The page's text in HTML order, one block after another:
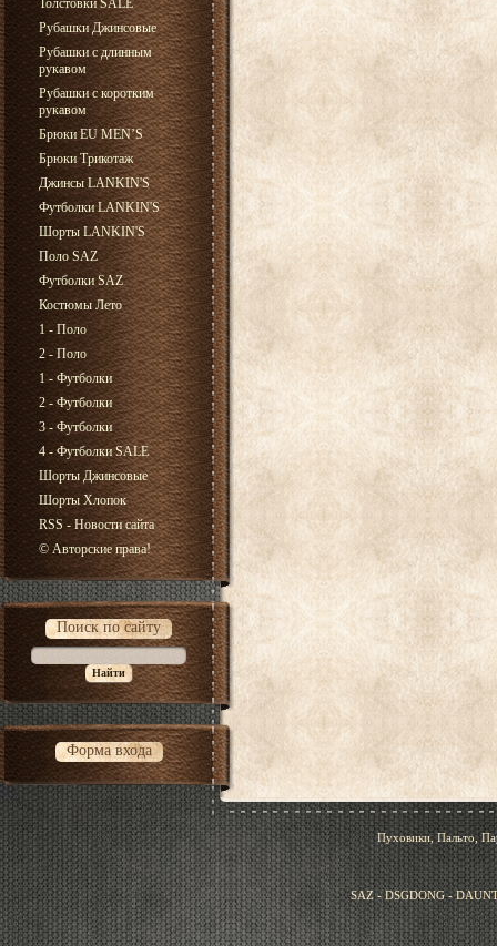
Толстовки SALE
Рубашки Джинсовые
Рубашки с длинным
рукавом
Рубашки с коротким
рукавом
Брюки EU MEN’S
Брюки Трикотаж
Джинсы LANKIN'S
Футболки LANKIN'S
Шорты LANKIN'S
Поло SAZ
Футболки SAZ
Костюмы Лето
1 - Поло
2 - Поло
1 - Футболки
2 - Футболки
3 - Футболки
4 - Футболки SALE
Шорты Джинсовые
Шорты Хлопок
RSS - Новости сайта
© Авторские права!
Поиск по сайту
Форма входа
Пуховики, Пальто,
SAZ - DSGDONG -